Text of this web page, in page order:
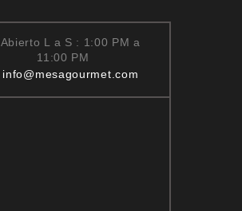
Abierto L a S : 1:00 PM a
11:00 PM
info@mesagourmet.com